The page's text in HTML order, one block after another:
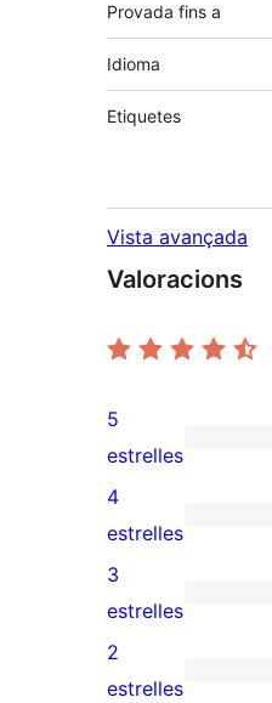
Provada fins a
Idioma
Etiquetes
Vista avançada
Valoracions
8
valoracions
de
5
estrelles
5
estrelles
0
valoracions
de
4
estrelles
4
estrelles
0
valoracions
de
3
estrelles
0
2
estrelles